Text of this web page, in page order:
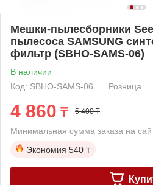
Мешки-пылесборники
пылесоса SAMSUNG
фильтр (SBHO-SAMS-06)
В наличии
Код: SBHO-SAMS-06
Розница
4 860 ₸ 5 400 ₸
Минимальная сумма заказа на
Экономия 540 ₸